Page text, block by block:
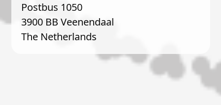
Postbus 1050
3900 BB Veenendaal
The Netherlands